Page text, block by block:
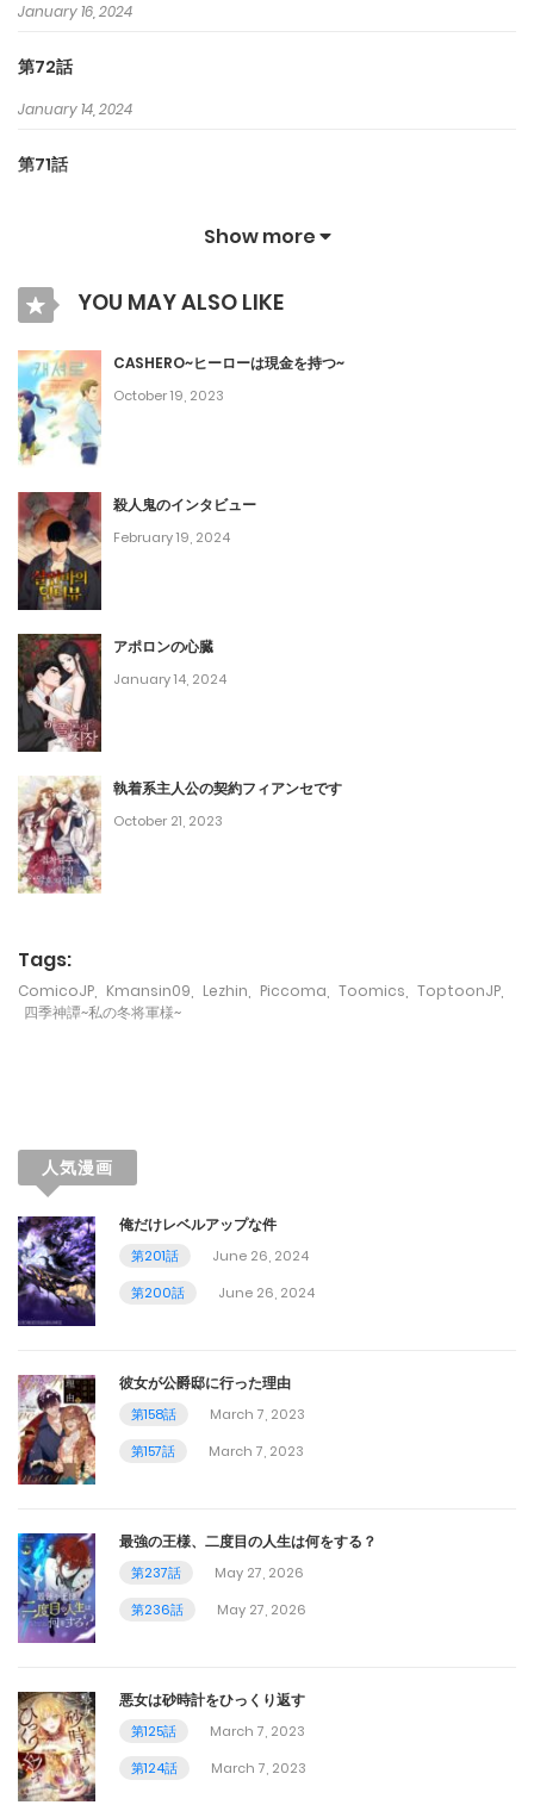
January 16, 2024
第72話
January 14, 2024
第71話
December 28, 2023
第69話
December 26, 2023
第68話
December 14, 2023
第67話
December 6, 2023
第66話
December 5, 2023
第65話
November 26, 2023
第64話
November 15, 2023
November 7, 2023
October 26, 2023
第60話
October 19, 2023
October 10, 2023
第58話
October 4, 2023
第57話
September 26, 2023
第56話
第55話
September 13, 2023
Show more
YOU MAY ALSO LIKE
CASHERO~ヒーローは現金を持つ~
October 19, 2023
殺人鬼のインタビュー
February 19, 2024
アポロンの心臓
January 14, 2024
執着系主人公の契約フィアンセです
October 21, 2023
Tags:
ComicoJP Kmansin09 Lezhin Piccoma Toomics ToptoonJP
四季神譚~私の冬将軍様~
人気漫画
俺だけレベルアップな件
第201話
June 26, 2024
第200話
June 26, 2024
彼女が公爵邸に行った理由
第158話
March 7, 2023
第157話
March 7, 2023
最強の王様、二度目の人生は何をする？
第237話
May 27, 2026
第236話
May 27, 2026
悪女は砂時計をひっくり返す
第125話
March 7, 2023
第124話
March 7, 2023